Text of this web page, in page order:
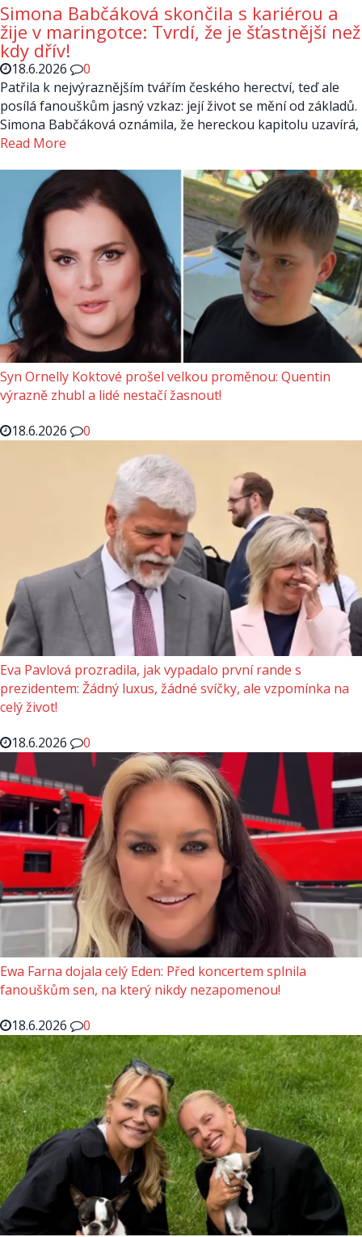
Simona Babčáková skončila s kariérou a
žije v maringotce: Tvrdí, že je šťastnější než
kdy dřív!
18.6.2026
0
Patřila k nejvýraznějším tvářím českého herectví, teď ale
posílá fanouškům jasný vzkaz: její život se mění od základů.
Simona Babčáková oznámila, že hereckou kapitolu uzavírá,
Read More
Syn Ornelly Koktové prošel velkou proměnou: Quentin
výrazně zhubl a lidé nestačí žasnout!
18.6.2026
0
Eva Pavlová prozradila, jak vypadalo první rande s
prezidentem: Žádný luxus, žádné svíčky, ale vzpomínka na
celý život!
18.6.2026
0
Ewa Farna dojala celý Eden: Před koncertem splnila
fanouškům sen, na který nikdy nezapomenou!
18.6.2026
0